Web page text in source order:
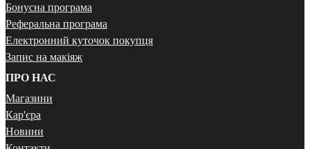
Бонусна програма
Реферальна програма
Електронний куточок покупця
Запис на макіяж
ПРО НАС
Магазини
Кар'єра
Новини